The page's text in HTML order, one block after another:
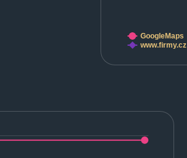
GoogleMaps
www.firmy.cz